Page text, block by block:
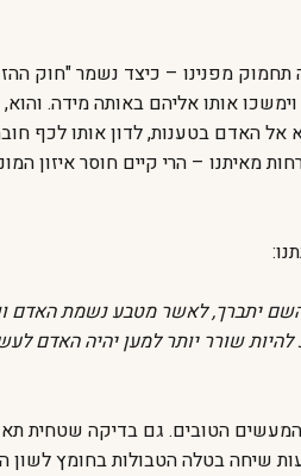
מפנינו – כיצד נשמר "חוק
אותו אליהם באותה מידה.
אל האדם בטענות, לדון אותו
מאיתנו – הרי קיים חוסר איזון
יתברך, לאשר מטבע נשמת האדם
שורר יותר למען יהיה האדם
הטובים. גם בדיקה שטחית
שיחה בטלה הטבולות בחומץ לשון